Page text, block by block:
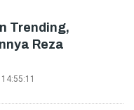
Trending,
Reza